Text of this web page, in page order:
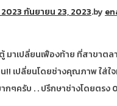
กันยายน 23, 2023.by
าเปลี่ยนเฟืองท้าย ที่สาขาตล
เปลี่ยนโดยช่างคุณภาพ ใส่ใจ
ๆครับ . . ปรึกษาช่างโดยตรง